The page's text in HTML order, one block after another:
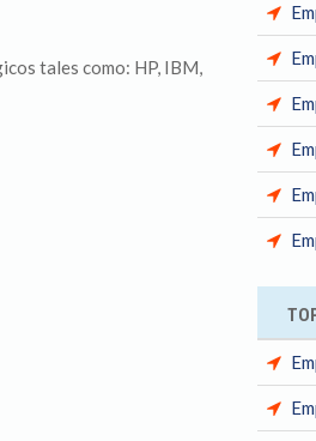
tales como: HP, IBM,